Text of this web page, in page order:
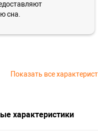
сна.
Показать все
характеристики